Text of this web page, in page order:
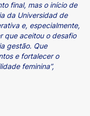
final, mas o início de
da Universidad de
e, especialmente,
que aceitou o desafio
gestão. Que
e fortalecer o
feminina”,